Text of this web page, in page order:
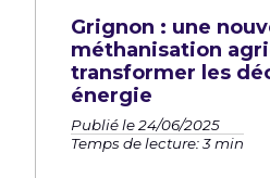
Grignon : une
méthanisation
transformer les
énergie
Publié le 24/06/2025
Temps de lecture: 3 min